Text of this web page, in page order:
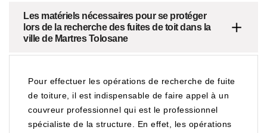
Les matériels nécessaires pour se protéger
lors de la recherche des fuites de toit dans la
ville de Martres Tolosane
Pour effectuer les opérations de recherche de fuite
de toiture, il est indispensable de faire appel à un
couvreur professionnel qui est le professionnel
spécialiste de la structure. En effet, les opérations